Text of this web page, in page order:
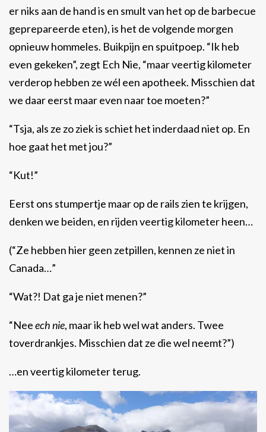
er niks aan de hand is en smult van het op de barbecue
geprepareerde eten), is het de volgende morgen
opnieuw hommeles. Buikpijn en spuitpoep. “Ik heb
even gekeken”, zegt Ech Nie, “maar veertig kilometer
verderop hebben ze wél een apotheek. Misschien dat
we daar eerst maar even naar toe moeten?”
“Tsja, als ze zo ziek is schiet het inderdaad niet op. En
hoe gaat het met jou?”
“Kut!”
Eerst ons stumpertje maar op de rails zien te krijgen,
denken we beiden, en rijden veertig kilometer heen…
(“Ze hebben hier geen zetpillen, kennen ze niet in
Canada…”
“Wat?! Dat ga je niet menen?”
“Neeech nie, maar ik heb wel wat anders. Twee
toverdrankjes. Misschien dat ze die wel neemt?”)
…en veertig kilometer terug.